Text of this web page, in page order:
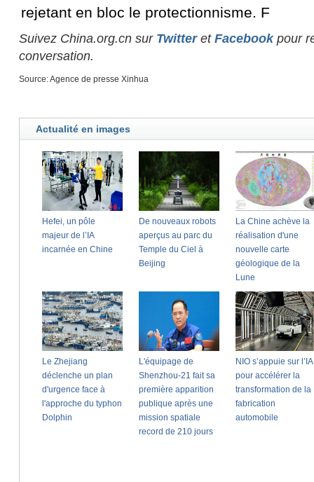
rejetant en bloc le protectionnisme. F
Suivez China.org.cn sur Twitteret Facebookpour
conversation.
Source: Agence de presse Xinhua